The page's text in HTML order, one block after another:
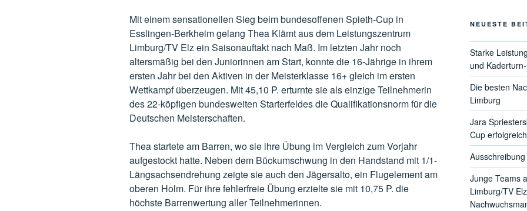
Mit einem sensationellen Sieg beim bundesoffenen Spieth-Cup in
Esslingen-Berkheim gelang Thea Klämt aus dem Leistungszentrum
Limburg/TV Elz ein Saisonauftakt nach Maß. Im letzten Jahr noch
altersmäßig bei den Juniorinnen am Start, konnte die 16-Jährige in ihrem
ersten Jahr bei den Aktiven in der Meisterklasse 16+ gleich im ersten
Wettkampf überzeugen. Mit 45,10 P. erturnte sie als einzige Teilnehmerin
des 22-köpfigen bundesweiten Starterfeldes die Qualifikationsnorm für die
Deutschen Meisterschaften.
Thea startete am Barren, wo sie ihre Übung im Vergleich zum Vorjahr
aufgestockt hatte. Neben dem Bückumschwung in den Handstand mit 1/1-
Längsachsendrehung zeigte sie auch den Jägersalto, ein Flugelement am
oberen Holm. Für ihre fehlerfreie Übung erzielte sie mit 10,75 P. die
höchste Barrenwertung aller Teilnehmerinnen.
NEUESTE
Starke
und
Die besten
Limburg
Jara
Cup erfolgreich
Junge Teams
Limburg/TV